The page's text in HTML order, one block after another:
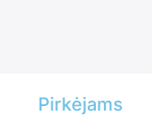
Pirkėjams